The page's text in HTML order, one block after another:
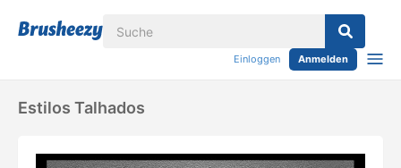
Einloggen Anmelden
Estilos Talhados